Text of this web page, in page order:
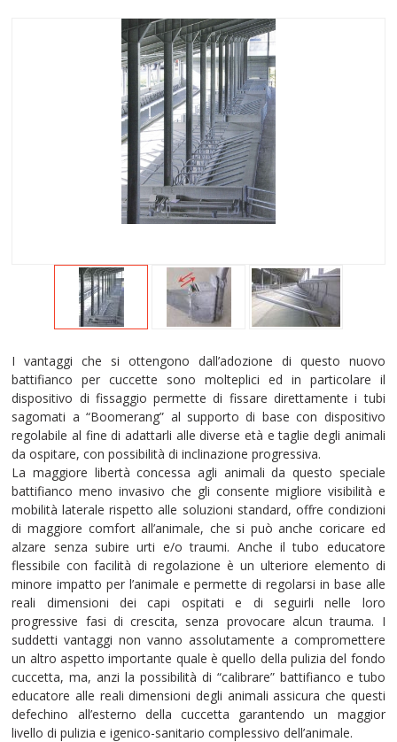
I vantaggi che si ottengono dall’adozione di questo nuovo
battifianco per cuccette sono molteplici ed in particolare il
dispositivo di fissaggio permette di fissare direttamente i tubi
sagomati a “Boomerang” al supporto di base con dispositivo
regolabile al fine di adattarli alle diverse età e taglie degli animali
da ospitare, con possibilità di inclinazione progressiva.
La maggiore libertà concessa agli animali da questo speciale
battifianco meno invasivo che gli consente migliore visibilità e
mobilità laterale rispetto alle soluzioni standard, offre condizioni
di maggiore comfort all’animale, che si può anche coricare ed
alzare senza subire urti e/o traumi. Anche il tubo educatore
flessibile con facilità di regolazione è un ulteriore elemento di
minore impatto per l’animale e permette di regolarsi in base alle
reali dimensioni dei capi ospitati e di seguirli nelle loro
progressive fasi di crescita, senza provocare alcun trauma. I
suddetti vantaggi non vanno assolutamente a compromettere
un altro aspetto importante quale è quello della pulizia del fondo
cuccetta, ma, anzi la possibilità di “calibrare” battifianco e tubo
educatore alle reali dimensioni degli animali assicura che questi
defechino all’esterno della cuccetta garantendo un maggior
livello di pulizia e igenico-sanitario complessivo dell’animale.